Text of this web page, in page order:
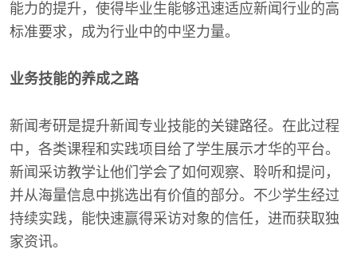
能力的提升，使得毕业生能够迅速适应新闻行业的高
标准要求，成为行业中的中坚力量。
业务技能的养成之路
新闻考研是提升新闻专业技能的关键路径。在此过程
中，各类课程和实践项目给了学生展示才华的平台。
新闻采访教学让他们学会了如何观察、聆听和提问，
并从海量信息中挑选出有价值的部分。不少学生经过
持续实践，能快速赢得采访对象的信任，进而获取独
家资讯。